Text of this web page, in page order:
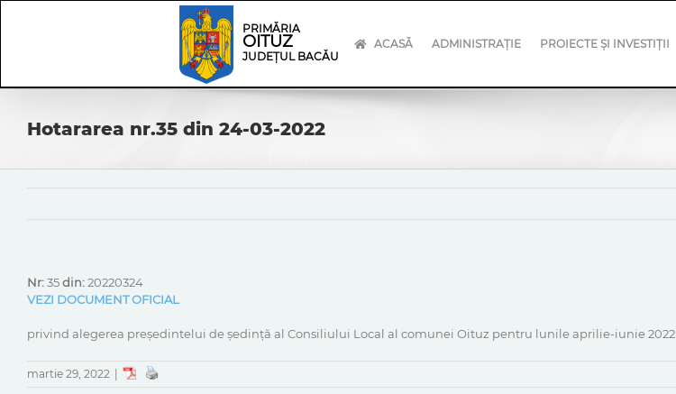
PRIMĂRIA
OITUZ
JUDEȚUL BACĂU
ACASĂ ADMINISTRAȚIE PROIECTE ȘI INVESTIȚII
Hotararea nr.35 din 24-03-2022
Nr:35din:20220324
VEZI DOCUMENT OFICIAL
privind alegerea președintelui de ședință al Consiliului Local al comunei Oituz pentru lunile aprilie-iunie 2022
martie 29, 2022